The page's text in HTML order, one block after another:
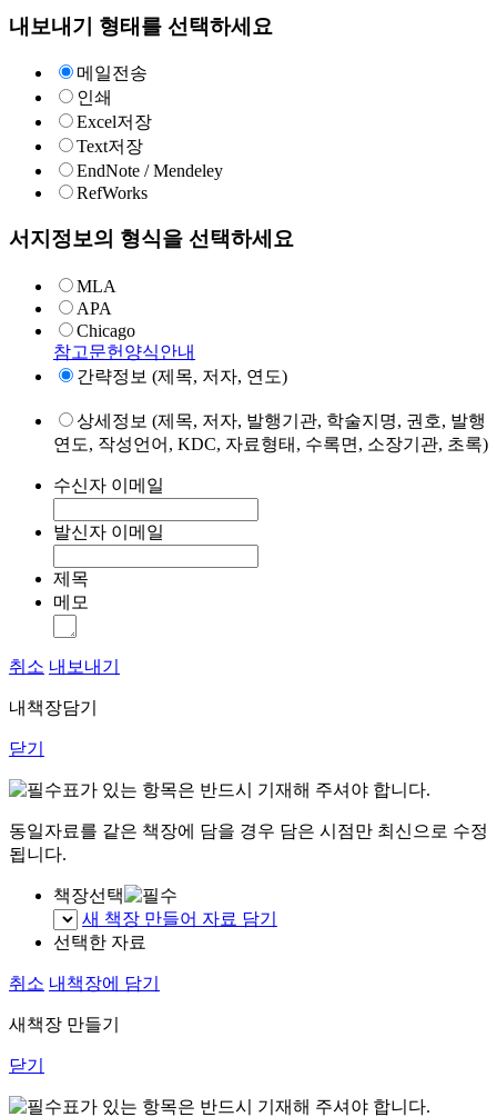
내보내기 형태를 선택하세요
메일전송
인쇄
Excel저장
Text저장
EndNote / Mendeley
RefWorks
서지정보의 형식을 선택하세요
MLA
APA
Chicago
참고문헌양식안내
간략정보 (제목, 저자, 연도)
상세정보 (제목, 저자, 발행기관, 학술지명, 권호, 발행
연도, 작성언어, KDC, 자료형태, 수록면, 소장기관, 초록)
수신자 이메일
발신자 이메일
제목
메모
취소 내보내기
내책장담기
닫기
표가 있는 항목은 반드시 기재해 주셔야 합니다.
동일자료를 같은 책장에 담을 경우 담은 시점만 최신으로 수정
됩니다.
책장선택
새 책장 만들어 자료 담기
선택한 자료
취소 내책장에 담기
새책장 만들기
닫기
표가 있는 항목은 반드시 기재해 주셔야 합니다.